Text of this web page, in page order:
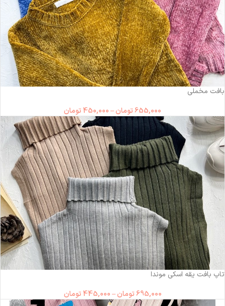
بافت مخملی
655,000تومان–
450,000 تومان
-36%
تاپ بافت یقه اسکی موندا
695,000تومان–
445,000 تومان